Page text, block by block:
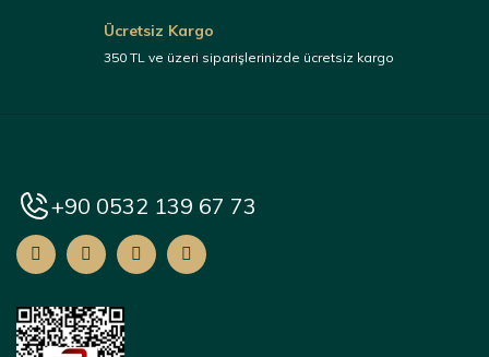
Ücretsiz Kargo
350 TL ve üzeri siparişlerinizde ücretsiz kargo
+90 0532 139 67 73